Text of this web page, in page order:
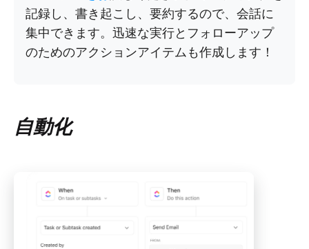
記録し、書き起こし、要約するので、会話に
集中できます。迅速な実行とフォローアップ
のためのアクションアイテムも作成します！
自動化